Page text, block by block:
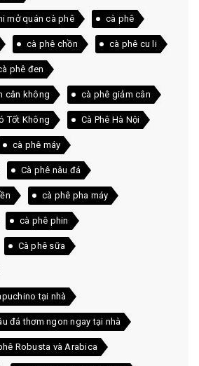
mở quán cà phê cà phê
cà phê chồn cà phê cu li
phê đen
cân không cà phê giảm cân
Tốt Không Cà Phê Hà Nội
cà phê máy
Cà phê nâu đá
cà phê pha máy
cà phê phin
Cà phê sữa
tại nhà
đá thơm ngon ngay tại nhà
Robusta và Arabica